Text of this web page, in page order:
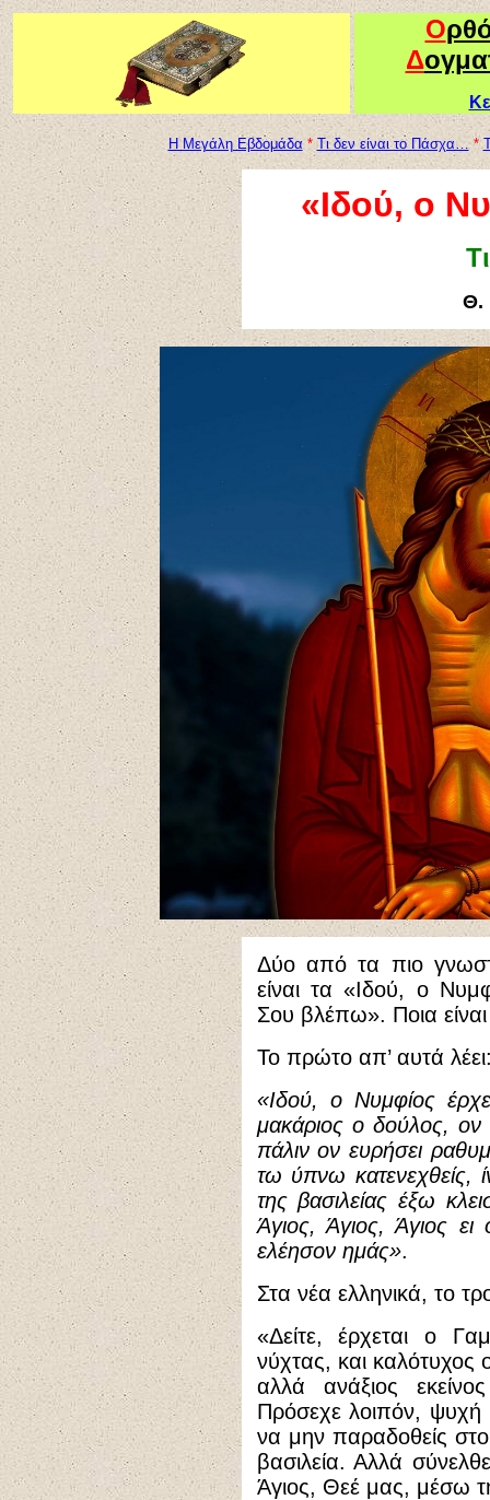
Ο
Δ
Η Μεγάλη Εβδομάδα * Τι δεν είναι το Πάσχα… *
«Ιδού, ο
Θ.
Δύο από τα πιο
είναι τα «Ιδού, ο
Σου βλέπω». Ποια
Το πρώτο απ’ αυτά
«Ιδού, ο Νυμφίος
μακάριος ο δούλος, ον
πάλιν ον ευρήσει
τω ύπνω κατενεχθείς,
της βασιλείας έξω
Άγιος, Άγιος, Άγιος
ελέησον ημάς».
Στα νέα ελληνικά, το
«Δείτε, έρχεται ο
νύχτας, και καλότυχος
αλλά ανάξιος
Πρόσεχε λοιπόν, ψυχή
να μην παραδοθείς
βασιλεία. Αλλά
Άγιος, Θεέ μας, μέσω